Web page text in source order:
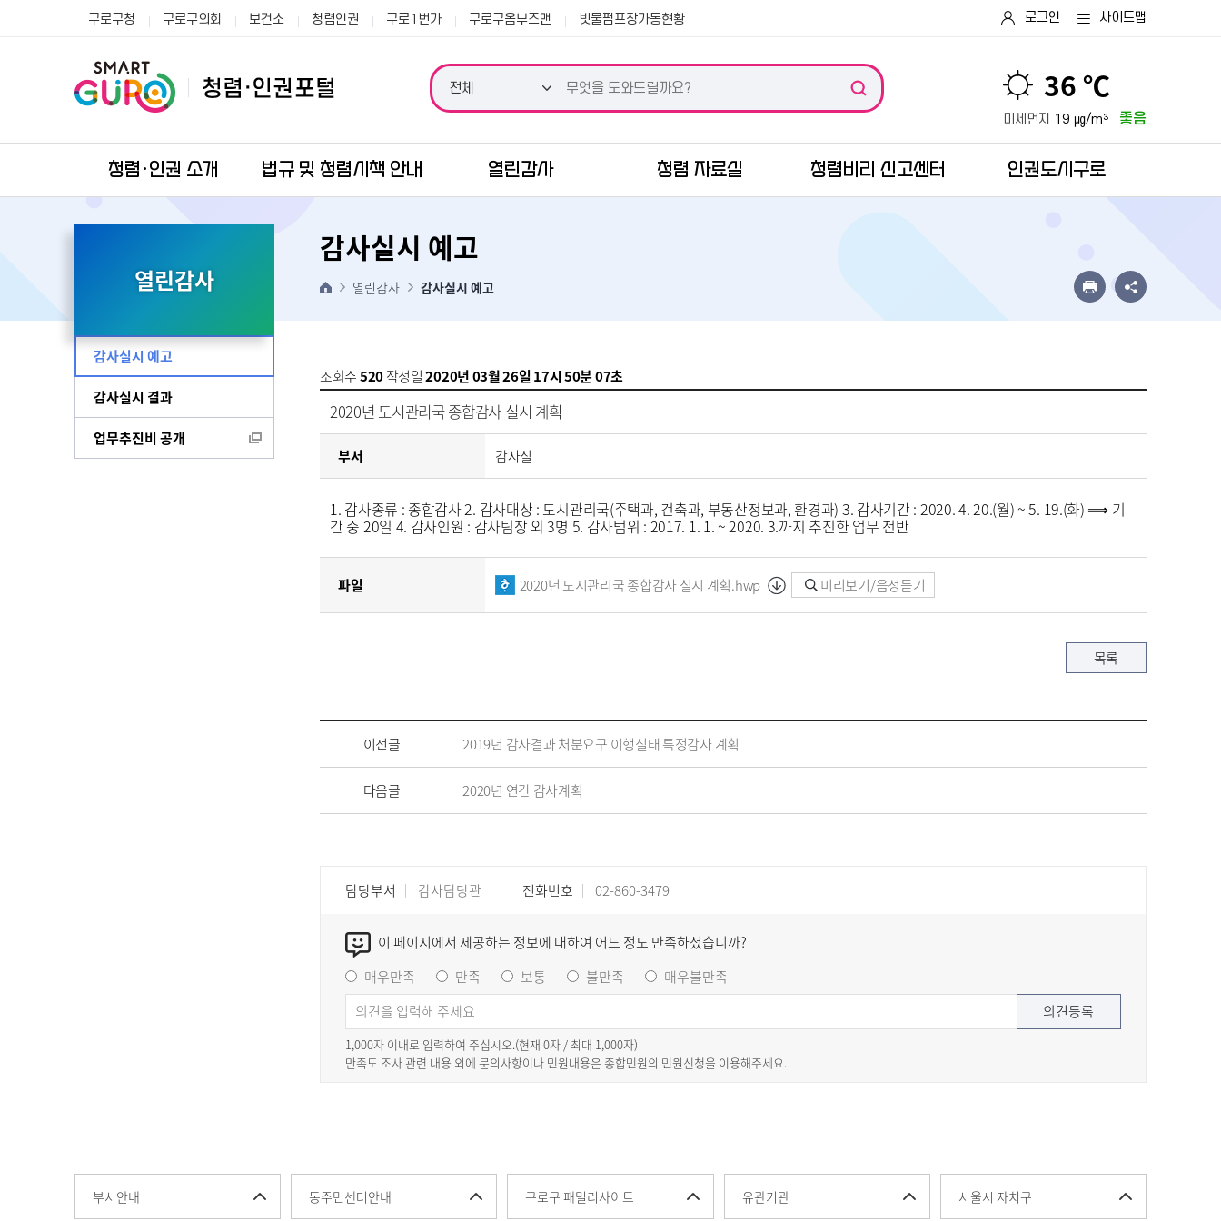
본문 바로가기
구로구청 구로구의회 보건소 청렴인권 구로1번가 구로구옴부즈맨 빗물펌프장가동현황 로그인 사이트맵
36 ℃
미세먼지 19 ㎍/m³ 좋음
청렴·인권 소개 법규 및 청렴시책 안내 열린감사 청렴 자료실 청렴비리 신고센터 인권도시구로
열린감사
감사실시 예고
감사실시 결과
업무추진비 공개
감사실시 예고
열린감사 감사실시 예고
조회수520작성일2020년 03월 26일 17시 50분 07초
2020년 도시관리국 종합감사 실시 계획
부서 감사실
1. 감사종류 : 종합감사 2. 감사대상 : 도시관리국(주택과, 건축과, 부동산정보과, 환경과) 3. 감사기간 : 2020. 4. 20.(월) ~ 5. 19.(화) ⟹ 기
간 중 20일 4. 감사인원 : 감사팀장 외 3명 5. 감사범위 : 2017. 1. 1. ~ 2020. 3.까지 추진한 업무 전반
파일 2020년 도시관리국 종합감사 실시 계획.hwp 미리보기/음성듣기
목록
이전글 2019년 감사결과 처분요구 이행실태 특정감사 계획
다음글 2020년 연간 감사계획
담당부서 감사담당관 전화번호 02-860-3479
이 페이지에서 제공하는 정보에 대하여 어느 정도 만족하셨습니까?
매우만족
만족 보통 불만족 매우불만족
1,000자 이내로 입력하여 주십시오.(현재0자 / 최대 1,000자)
만족도 조사 관련 내용 외에 문의사항이나 민원내용은 종합민원의 민원신청을 이용해주세요.
부서안내 동주민센터안내 구로구 패밀리사이트 유관기관 서울시 자치구